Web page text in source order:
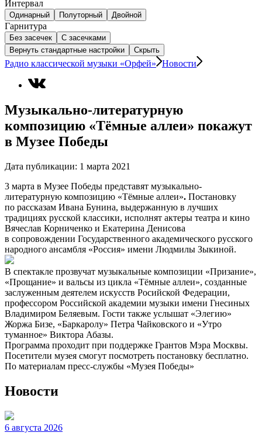
Интервал
Одинарный Полуторный Двойной
Гарнитура
Без засечек
С засечками
Вернуть стандартные настройки
Скрыть
Радио классической музыки «Орфей» Новости
Музыкально-литературную
композицию «Тёмные аллеи» покажут
в Музее Победы
Дата публикации: 1 марта 2021
3 марта в Музее Победы представят музыкально-
литературную композицию «Тёмные аллеи». Постановку
по рассказам Ивана Бунина, выдержанную в лучших
традициях русской классики, исполнят актеры театра и кино
Вячеслав Корниченко и Екатерина Денисова
в сопровождении Государственного академического русского
народного ансамбля «Россия» имени Людмилы Зыкиной.
В спектакле прозвучат музыкальные композиции «Призание»,
«Прощание» и вальсы из цикла «Тёмные аллеи», созданные
заслуженным деятелем искусств Росийской Федерации,
профессором Российской академии музыки имени Гнесиных
Владимиром Беляевым. Гости также услышат «Элегию»
Жоржа Бизе, «Баркаролу» Петра Чайковского и «Утро
туманное» Виктора Абазы.
Программа проходит при поддержке Грантов Мэра Москвы.
Посетители музея смогут посмотреть постановку бесплатно.
По материалам пресс-службы «Музея Победы»
Новости
6 августа 2026